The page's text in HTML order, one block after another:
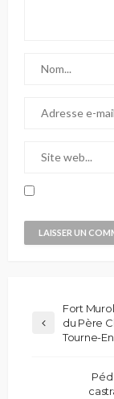
Fort
du Père
Tourne-